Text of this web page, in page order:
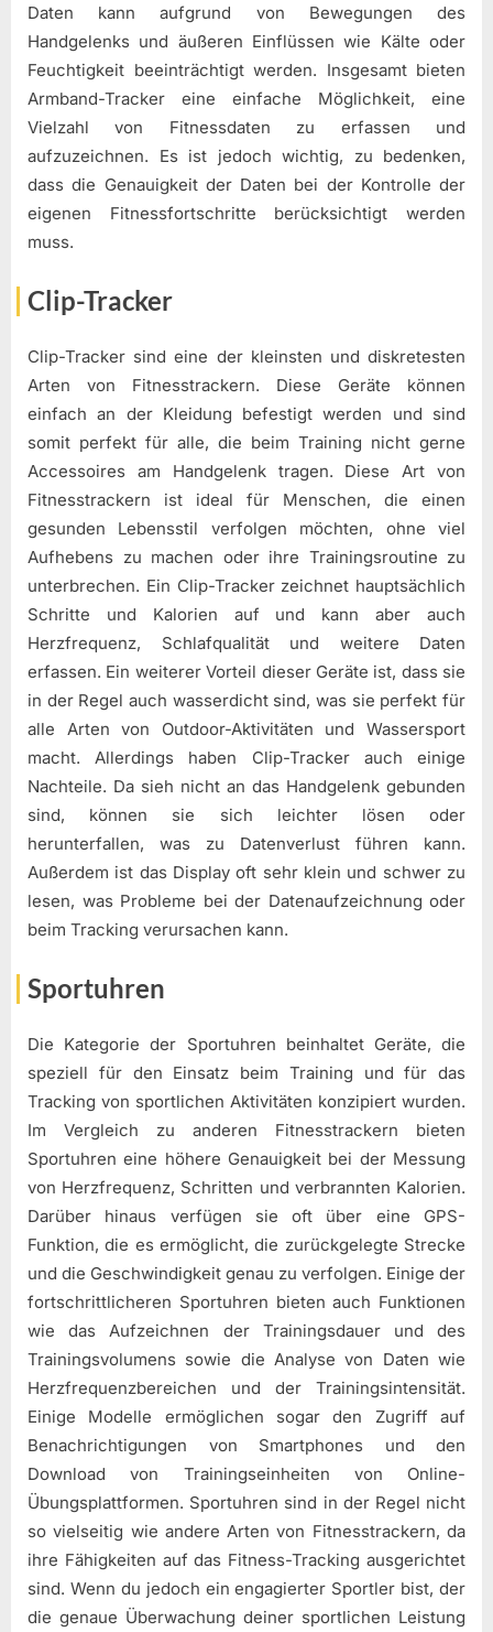
Daten kann aufgrund von Bewegungen des
Handgelenks und äußeren Einflüssen wie Kälte oder
Feuchtigkeit beeinträchtigt werden. Insgesamt bieten
Armband-Tracker eine einfache Möglichkeit, eine
Vielzahl von Fitnessdaten zu erfassen und
aufzuzeichnen. Es ist jedoch wichtig, zu bedenken,
dass die Genauigkeit der Daten bei der Kontrolle der
eigenen Fitnessfortschritte berücksichtigt werden
muss.
Clip-Tracker
Clip-Tracker sind eine der kleinsten und diskretesten
Arten von Fitnesstrackern. Diese Geräte können
einfach an der Kleidung befestigt werden und sind
somit perfekt für alle, die beim Training nicht gerne
Accessoires am Handgelenk tragen. Diese Art von
Fitnesstrackern ist ideal für Menschen, die einen
gesunden Lebensstil verfolgen möchten, ohne viel
Aufhebens zu machen oder ihre Trainingsroutine zu
unterbrechen. Ein Clip-Tracker zeichnet hauptsächlich
Schritte und Kalorien auf und kann aber auch
Herzfrequenz, Schlafqualität und weitere Daten
erfassen. Ein weiterer Vorteil dieser Geräte ist, dass sie
in der Regel auch wasserdicht sind, was sie perfekt für
alle Arten von Outdoor-Aktivitäten und Wassersport
macht. Allerdings haben Clip-Tracker auch einige
Nachteile. Da sieh nicht an das Handgelenk gebunden
sind, können sie sich leichter lösen oder
herunterfallen, was zu Datenverlust führen kann.
Außerdem ist das Display oft sehr klein und schwer zu
lesen, was Probleme bei der Datenaufzeichnung oder
beim Tracking verursachen kann.
Sportuhren
Die Kategorie der Sportuhren beinhaltet Geräte, die
speziell für den Einsatz beim Training und für das
Tracking von sportlichen Aktivitäten konzipiert wurden.
Im Vergleich zu anderen Fitnesstrackern bieten
Sportuhren eine höhere Genauigkeit bei der Messung
von Herzfrequenz, Schritten und verbrannten Kalorien.
Darüber hinaus verfügen sie oft über eine GPS-
Funktion, die es ermöglicht, die zurückgelegte Strecke
und die Geschwindigkeit genau zu verfolgen. Einige der
fortschrittlicheren Sportuhren bieten auch Funktionen
wie das Aufzeichnen der Trainingsdauer und des
Trainingsvolumens sowie die Analyse von Daten wie
Herzfrequenzbereichen und der Trainingsintensität.
Einige Modelle ermöglichen sogar den Zugriff auf
Benachrichtigungen von Smartphones und den
Download von Trainingseinheiten von Online-
Übungsplattformen. Sportuhren sind in der Regel nicht
so vielseitig wie andere Arten von Fitnesstrackern, da
ihre Fähigkeiten auf das Fitness-Tracking ausgerichtet
sind. Wenn du jedoch ein engagierter Sportler bist, der
die genaue Überwachung deiner sportlichen Leistung